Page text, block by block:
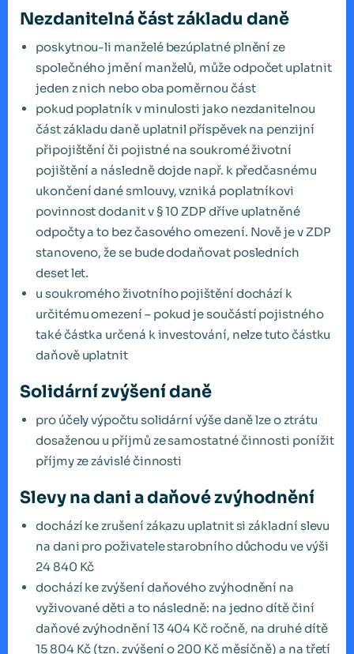
Nezdanitelná část základu daně
poskytnou-li manželé bezúplatné plnění ze
společného jmění manželů, může odpočet uplatnit
jeden z nich nebo oba poměrnou část
pokud poplatník v minulosti jako nezdanitelnou
část základu daně uplatnil příspěvek na penzijní
připojištění či pojistné na soukromé životní
pojištění a následně dojde např. k předčasnému
ukončení dané smlouvy, vzniká poplatníkovi
povinnost dodanit v § 10 ZDP dříve uplatněné
odpočty a to bez časového omezení. Nově je v ZDP
stanoveno, že se bude dodaňovat posledních
deset let.
u soukromého životního pojištění dochází k
určitému omezení – pokud je součástí pojistného
také částka určená k investování, nelze tuto částku
daňově uplatnit
Solidární zvýšení daně
pro účely výpočtu solidární výše daně lze o ztrátu
dosaženou u příjmů ze samostatné činnosti ponížit
příjmy ze závislé činnosti
Slevy na dani a daňové zvýhodnění
dochází ke zrušení zákazu uplatnit si základní slevu
na dani pro poživatele starobního důchodu ve výši
24 840 Kč
dochází ke zvýšení daňového zvýhodnění na
vyživované děti a to následně: na jedno dítě činí
daňové zvýhodnění 13 404 Kč ročně, na druhé dítě
15 804 Kč (tzn. zvýšení o 200 Kč měsíčně) a na třetí